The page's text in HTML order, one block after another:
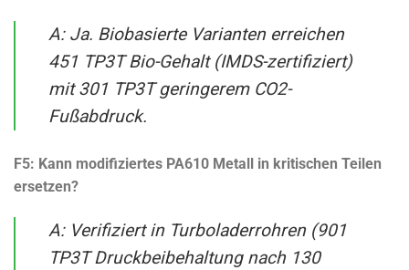
A: Ja. Biobasierte Varianten erreichen
451 TP3T Bio-Gehalt (IMDS-zertifiziert)
mit 301 TP3T geringerem CO2-
Fußabdruck.
F5: Kann modifiziertes PA610 Metall in kritischen Teilen
ersetzen?
A: Verifiziert in Turboladerrohren (901
TP3T Druckbeibehaltung nach 130